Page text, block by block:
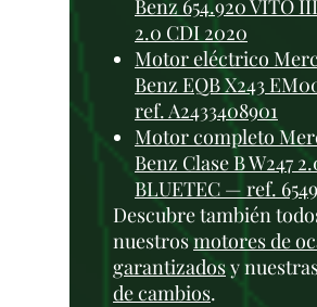
Benz 654.920 VITO
2.0 CDI 2020
Motor eléctrico
Benz EQB X243
ref. A2433408901
Motor completo
Benz Clase B W247
BLUETEC — ref.
Descubre también
nuestrosmotores de
garantizadosy
de cambios.